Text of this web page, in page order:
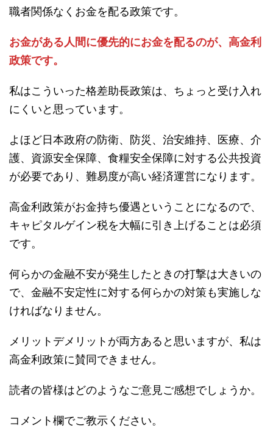
職者関係なくお金を配る政策です。
お金がある人間に優先的にお金を配るのが、高金利
政策です。
私はこういった格差助長政策は、ちょっと受け入れ
にくいと思っています。
よほど日本政府の防衛、防災、治安維持、医療、介
護、資源安全保障、食糧安全保障に対する公共投資
が必要であり、難易度が高い経済運営になります。
高金利政策がお金持ち優遇ということになるので、
キャピタルゲイン税を大幅に引き上げることは必須
です。
何らかの金融不安が発生したときの打撃は大きいの
で、金融不安定性に対する何らかの対策も実施しな
ければなりません。
メリットデメリットが両方あると思いますが、私は
高金利政策に賛同できません。
読者の皆様はどのようなご意見ご感想でしょうか。
コメント欄でご教示ください。